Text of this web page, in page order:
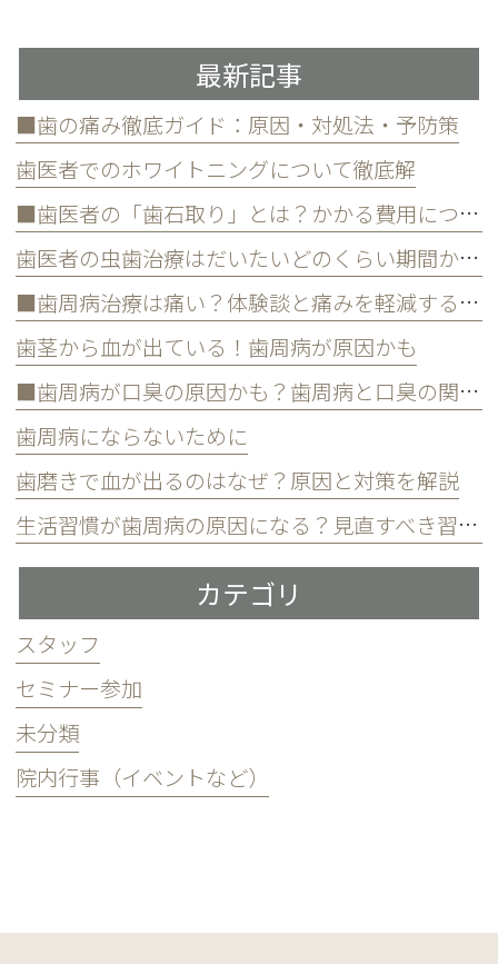
最新記事
■歯の痛み徹底ガイド：原因・対処法・予防策
歯医者でのホワイトニングについて徹底解
■歯医者の「歯石取り」とは？かかる費用について
歯医者の虫歯治療はだいたいどのくらい期間かかる？
■歯周病治療は痛い？体験談と痛みを軽減する方法
歯茎から血が出ている！歯周病が原因かも
■歯周病が口臭の原因かも？歯周病と口臭の関係について
歯周病にならないために
歯磨きで血が出るのはなぜ？原因と対策を解説
生活習慣が歯周病の原因になる？見直すべき習慣とは？
カテゴリ
スタッフ
セミナー参加
未分類
院内行事（イベントなど）